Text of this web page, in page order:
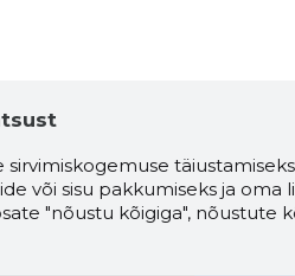
või sisu pakkumiseks ja oma
"nõustu kõigiga", nõustute